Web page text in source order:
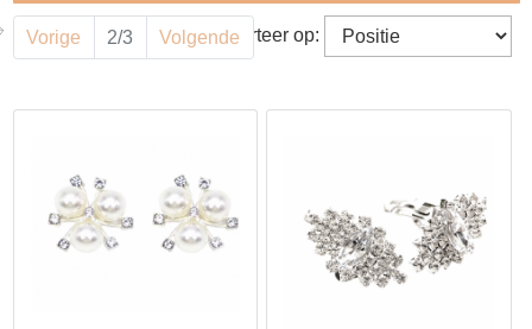
Sorteer op:
Vorige 2/3 Volgende